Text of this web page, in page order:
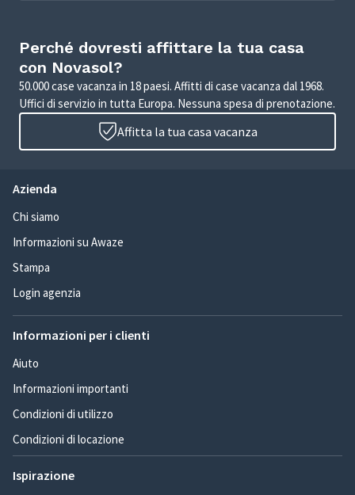
Perché dovresti affittare la tua casa
con Novasol?
50.000 case vacanza in 18 paesi. Affitti di case vacanza dal 1968.
Uffici di servizio in tutta Europa. Nessuna spesa di prenotazione.
Affitta la tua casa vacanza
Azienda
Chi siamo
Informazioni su Awaze
Stampa
Login agenzia
Informazioni per i clienti
Aiuto
Informazioni importanti
Condizioni di utilizzo
Condizioni di locazione
Ispirazione